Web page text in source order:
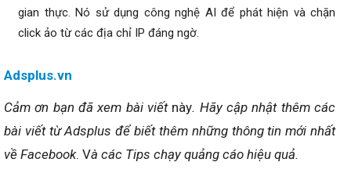
gian thực. Nó sử dụng công nghệ AI để phát hiện và chặn
click ảo từ các địa chỉ IP đáng ngờ.
Adsplus.vn
Cảm ơn bạn đã xem bài viết này. Hãy cập nhật thêm các
bài viết từ Adsplus để biết thêm những thông tin mới nhất
về Facebook. Và các Tips chạy quảng cáo hiệu quả.